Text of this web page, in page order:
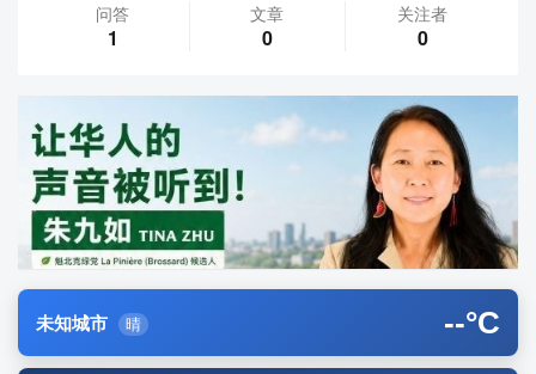
问答
1
文章
0
关注者
0
未知城市 晴 --°C